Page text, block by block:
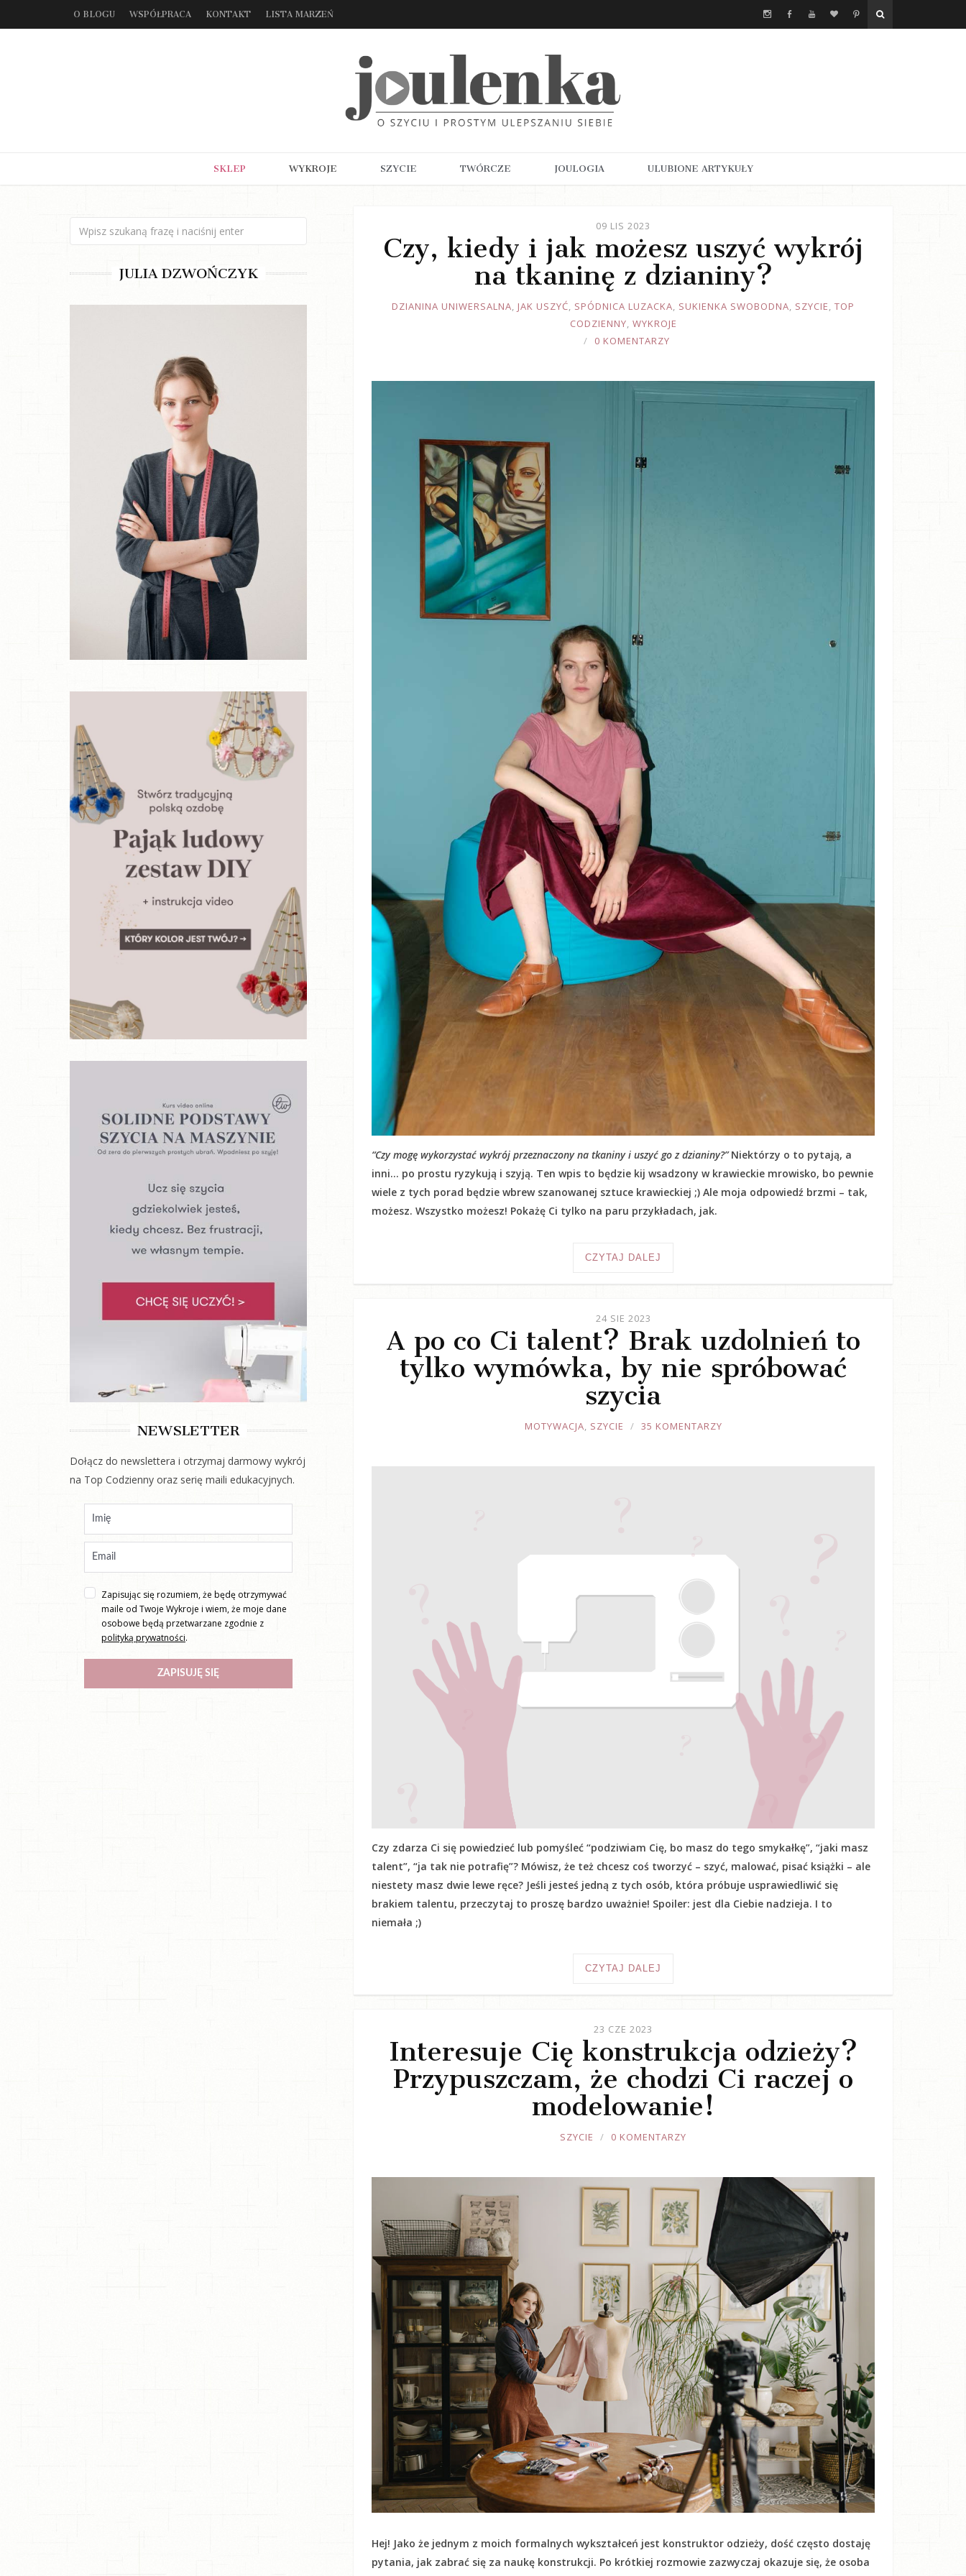
O BLOGU WSPÓŁPRACA KONTAKT LISTA MARZEŃ
SKLEP WYKROJE SZYCIE TWÓRCZE JOULOGIA ULUBIONE ARTYKUŁY
09 LIS 2023
Czy, kiedy i jak możesz uszyć wykrój
na tkaninę z dzianiny?
JOULEDZIANINA UNIWERSALNA, JAK USZYĆ, SPÓDNICA LUZACKA, SUKIENKA SWOBODNA, SZYCIE, TOP
CODZIENNY, WYKROJE
0 KOMENTARZY
“Czy mogę wykorzystać wykrój przeznaczony na tkaniny i uszyć go z dzianiny?”Niektórzy o to pytają, a
inni… po prostu ryzykują i szyją. Ten wpis to będzie kij wsadzony w krawieckie mrowisko, bo pewnie
wiele z tych porad będzie wbrew szanowanej sztuce krawieckiej ;) Ale moja odpowiedź brzmi – tak,
możesz. Wszystko możesz! Pokażę Ci tylko na paru przykładach, jak.
CZYTAJ DALEJ
24 SIE 2023
A po co Ci talent? Brak uzdolnień to
tylko wymówka, by nie spróbować
szycia
JOULE
MOTYWACJA, SZYCIE 35 KOMENTARZY
Czy zdarza Ci się powiedzieć lub pomyśleć “podziwiam Cię, bo masz do tego smykałkę”, “jaki masz
talent”, “ja tak nie potrafię”? Mówisz, że też chcesz coś tworzyć – szyć, malować, pisać książki – ale
niestety masz dwie lewe ręce? Jeśli jesteś jedną z tych osób, która próbuje usprawiedliwić się
brakiem talentu, przeczytaj to proszę bardzo uważnie! Spoiler: jest dla Ciebie nadzieja. I to
niemała ;)
CZYTAJ DALEJ
23 CZE 2023
Interesuje Cię konstrukcja odzieży?
Przypuszczam, że chodzi Ci raczej o
modelowanie!
JOULE
SZYCIE 0 KOMENTARZY
Hej! Jako że jednym z moich formalnych wykształceń jest konstruktor odzieży, dość często dostaję
pytania, jak zabrać się za naukę konstrukcji. Po krótkiej rozmowie zazwyczaj okazuje się, że osoba
JULIA DZWOŃCZYK
NEWSLETTER
Dołącz do newslettera i otrzymaj darmowy wykrój
na Top Codzienny oraz serię maili edukacyjnych.
Zapisując się rozumiem, że będę otrzymywać
maile od Twoje Wykroje i wiem, że moje dane
osobowe będą przetwarzane zgodnie z
polityką prywatności.
ZAPISUJĘ SIĘ